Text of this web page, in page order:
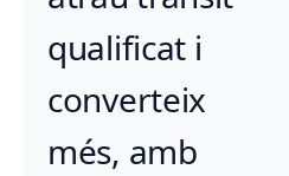
qualificat i
converteix
més, amb